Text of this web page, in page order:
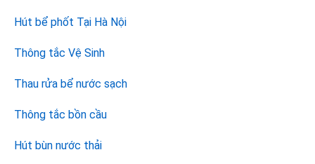
Hút bể phốt Tại Hà Nội
Thông tắc Vệ Sinh
Thau rửa bể nước sạch
Thông tắc bồn cầu
Hút bùn nước thải